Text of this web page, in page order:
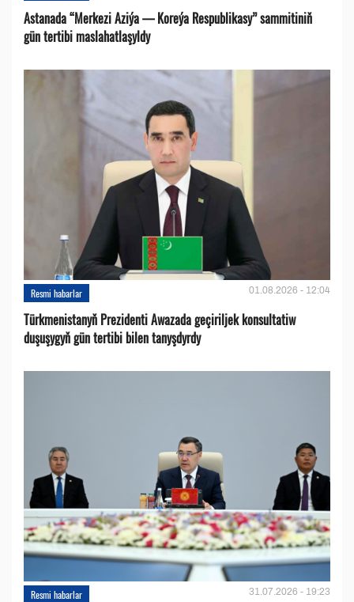
Astanada “Merkezi Aziýa — Koreýa Respublikasy” sammitiniň
gün tertibi maslahatlaşyldy
Resmi habarlar 01.08.2026 - 12:04
Türkmenistanyň Prezidenti Awazada geçiriljek konsultatiw
duşuşygyň gün tertibi bilen tanyşdyrdy
Resmi habarlar 31.07.2026 - 19:23